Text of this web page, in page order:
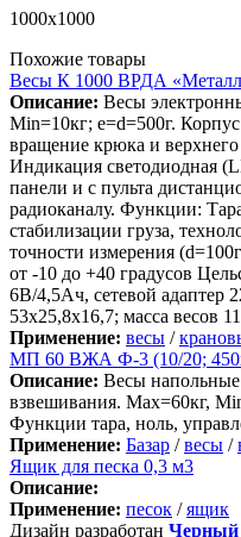
1000х1000
Похожие товары
Весы К 1000 ВРДА
Описание: Весы
Min=10кг; e=d=500г.
вращение крюка и
Индикация светодиодная
панели и с пульта
радиоканалу. Функции:
стабилизации груза,
точности измерения
от -10 до +40 градусов
6В/4,5Ач, сетевой адаптер
53х25,8х16,7; масса весов
Применение: весы /
МП 60 ВЖА Ф-3 (10/20;
Описание: Весы напольные
взвешивания. Max=60кг,
Функции тара, ноль,
Применение: Базар /весы /
Ящик для песка 0,3 м3
Описание:
Применение: песок /ящик
Дизайн разработан Черный